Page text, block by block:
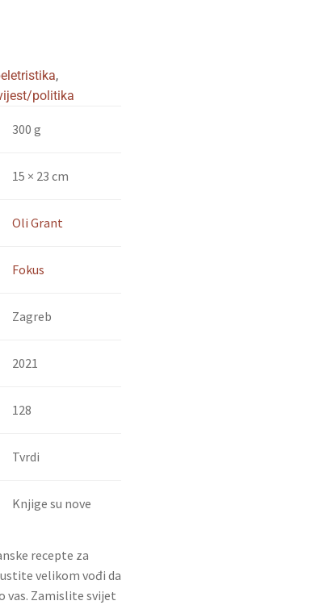
,
politika
300 g
15 × 23 cm
Oli Grant
Fokus
Zagreb
2021
128
Tvrdi
Knjige su nove
recepte za
velikom vođi da
vas. Zamislite svijet